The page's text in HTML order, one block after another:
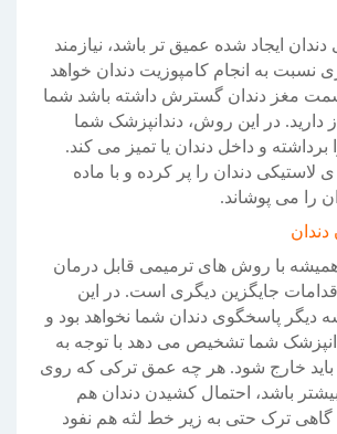
ایجاد شده عمیق تر باشد، نیازمند
نسبت به انجام کامپوزیت دندان خواهد
سمت مغز دندان گسترش داشته باشد شما
دارید. در این روش، دندانپزشک شما
برداشته و داخل دندان یا تمیز می کند.
دندان را پر کرده و با ماده
را می پوشاند.
دندان
با روش های ترمیمی قابل درمان
جایگزین دیگری است. در این
دیگر پاسخگوی دندان شما نخواهد بود و
شما تشخیص می دهد با توجه به
باید خارج شود. هر چه عمق ترکی که روی
باشد، احتمال کشیدن دندان هم
گاهی ترک حتی به زیر خط لثه هم نفود